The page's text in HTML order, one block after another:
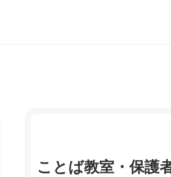
ことば教室・保護